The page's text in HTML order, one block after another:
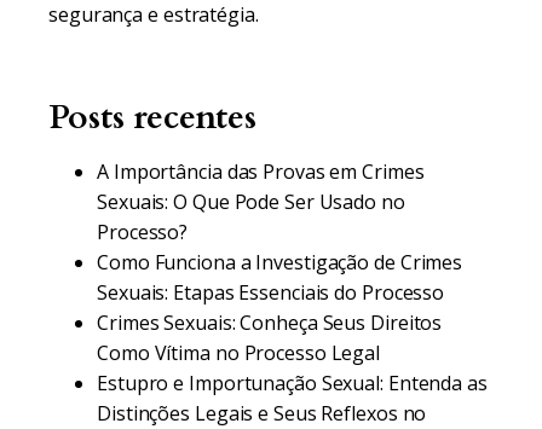
segurança e estratégia.
Posts recentes
A Importância das Provas em Crimes
Sexuais: O Que Pode Ser Usado no
Processo?
Como Funciona a Investigação de Crimes
Sexuais: Etapas Essenciais do Processo
Crimes Sexuais: Conheça Seus Direitos
Como Vítima no Processo Legal
Estupro e Importunação Sexual: Entenda as
Distinções Legais e Seus Reflexos no